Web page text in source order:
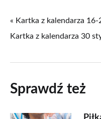
« Kartka z kalendarza 16-
Kartka z kalendarza 30
Sprawdź też